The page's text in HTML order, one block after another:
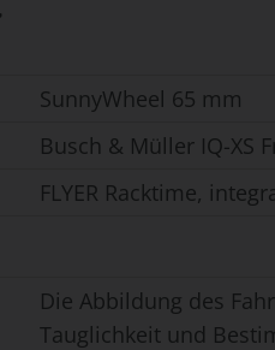
SunnyWheel 65 mm
Busch & Müller IQ-XS
FLYER Racktime,
Die Abbildung des
Tauglichkeit und